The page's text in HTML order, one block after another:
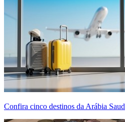
Confira cinco destinos da Arábia